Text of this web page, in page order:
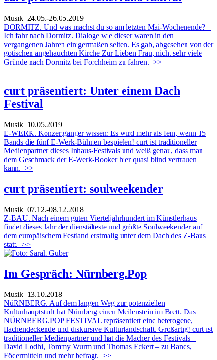
Musik 24.05.-26.05.2019
DORMITZ. Und was machst du so am letzten Mai-Wochenende? –
Ich fahr nach Dormitz. Dialoge wie dieser waren in den
vergangenen Jahren einigermaßen selten. Es gab, abgesehen von der
gotischen angehauchten Kirche Zur Lieben Frau, nicht sehr viele
Gründe nach Dormitz bei Forchheim zu fahren. >>
curt präsentiert: Unter einem Dach
Festival
Musik 10.05.2019
E-WERK. Konzertgänger wissen: Es wird mehr als fein, wenn 15
Bands die fünf E-Werk-Bühnen bespielen! curt ist traditioneller
Medienpartner dieses Inhaus-Festivals und weiß genau, dass man
dem Geschmack der E-Werk-Booker hier quasi blind vertrauen
kann. >>
curt präsentiert: soulweekender
Musik 07.12.-08.12.2018
Z-BAU. Nach einem guten Vierteljahrhundert im Künstlerhaus
findet dieses Jahr der dienstälteste und größte Soulweekender auf
dem europäischem Festland erstmalig unter dem Dach des Z-Baus
statt. >>
Im Gespräch: Nürnberg.Pop
Musik 13.10.2018
NüRNBERG. Auf dem langen Weg zur potenziellen
Kulturhauptstadt hat Nürnberg einen Meilenstein im Brett: Das
NÜRNBERG.POP FESTIVAL repräsentiert eine heterogene,
flächendeckende und diskursive Kulturlandschaft. Großartig! curt ist
traditioneller Medienpartner und hat die Macher des Festivals –
David Lodhi, Tommy Wurm und Thomas Eckert – zu Bands,
Födermitteln und mehr befragt. >>